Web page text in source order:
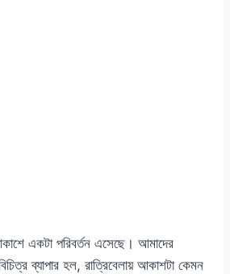
একটা পরিবর্তন এসেছে। আমাদের
ব্যাপার হল, রাত্রিবেলায় আকাশটা কেমন